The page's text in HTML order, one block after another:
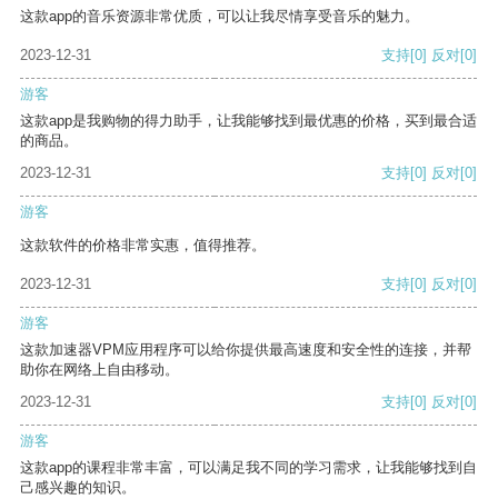
这款app的音乐资源非常优质，可以让我尽情享受音乐的魅力。
2023-12-31 支持[0] 反对[0]
游客
这款app是我购物的得力助手，让我能够找到最优惠的价格，买到最合适
的商品。
2023-12-31
支持[0] 反对[0]
游客
这款软件的价格非常实惠，值得推荐。
2023-12-31 支持[0] 反对[0]
游客
这款加速器VPM应用程序可以给你提供最高速度和安全性的连接，并帮
助你在网络上自由移动。
2023-12-31
支持[0] 反对[0]
游客
这款app的课程非常丰富，可以满足我不同的学习需求，让我能够找到自
己感兴趣的知识。